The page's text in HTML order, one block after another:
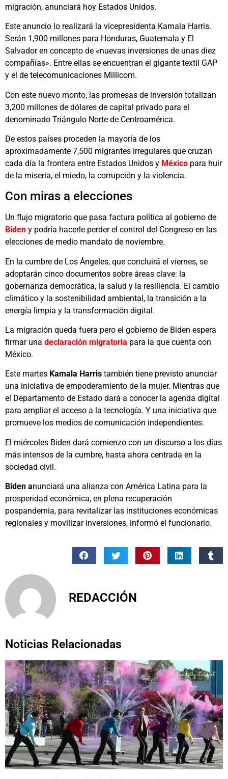
migración, anunciará hoy Estados Unidos.
Este anuncio lo realizará la vicepresidenta Kamala Harris.
Serán 1,900 millones para Honduras, Guatemala y El
Salvador en concepto de «nuevas inversiones de unas diez
compañías». Entre ellas se encuentran el gigante textil GAP
y el de telecomunicaciones Millicom.
Con este nuevo monto, las promesas de inversión totalizan
3,200 millones de dólares de capital privado para el
denominado Triángulo Norte de Centroamérica.
De estos países proceden la mayoría de los
aproximadamente 7,500 migrantes irregulares que cruzan
cada día la frontera entre Estados Unidos y México para huir
de la miseria, el miedo, la corrupción y la violencia.
Con miras a elecciones
Un flujo migratorio que pasa factura política al gobierno de
Biden y podría hacerle perder el control del Congreso en las
elecciones de medio mandato de noviembre.
En la cumbre de Los Ángeles, que concluirá el viernes, se
adoptarán cinco documentos sobre áreas clave: la
gobernanza democrática, la salud y la resiliencia. El cambio
climático y la sostenibilidad ambiental, la transición a la
energía limpia y la transformación digital.
La migración queda fuera pero el gobierno de Biden espera
firmar una declaración migratoria para la que cuenta con
México.
Este martes Kamala Harris también tiene previsto anunciar
una iniciativa de empoderamiento de la mujer. Mientras que
el Departamento de Estado dará a conocer la agenda digital
para ampliar el acceso a la tecnología. Y una iniciativa que
promueve los medios de comunicación independientes.
El miércoles Biden dará comienzo con un discurso a los días
más intensos de la cumbre, hasta ahora centrada en la
sociedad civil.
Biden anunciará una alianza con América Latina para la
prosperidad económica, en plena recuperación
pospandemia, para revitalizar las instituciones económicas
regionales y movilizar inversiones, informó el funcionario.
REDACCIÓN
Noticias Relacionadas